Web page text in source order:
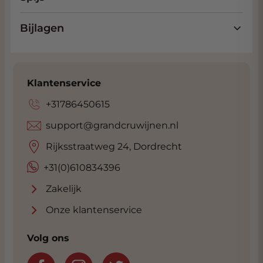
of ijzerdraad waardoor de wijnstokken een
boom (Alberello betekend in het Italiaans
kunnen worden per hectare, Het vele
handmatige werk in de wijngaard omdat er
opbrengsten. Het voordeel is echter dat de
druiven van zeer hoge kwaliteit zijn. De oogst
voor alle 4 de Puglia POP wijnen vindt begin
september plaats en wordt volledig
handmatig uitgevoerd. Bij Puglia POP krijgt
voor de hoge kwaliteit. Na de handmatige
waarna de most meer dan een maand op
haar droesem en met natuurlijke gisten
Bijlagen
Klantenservice
+31786450615
+31(0)610834396
support@grandcruwijnen.nl
Rijksstraatweg 24, Dordrecht
Zakelijk
Onze klantenservice
Volg ons